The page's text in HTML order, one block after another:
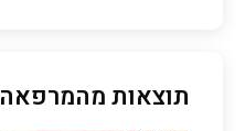
תוצאות מהמרפאה